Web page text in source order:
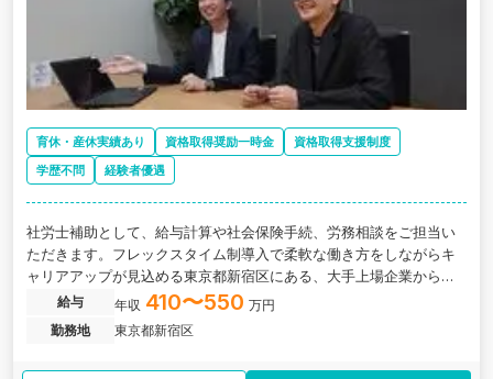
育休・産休実績あり 資格取得奨励一時金
資格取得支援制度
学歴不問
経験者優遇
社労士補助として、給与計算や社会保険手続、労務相談をご担当い
ただきます。フレックスタイム制導入で柔軟な働き方をしながらキ
ャリアアップが見込める東京都新宿区にある、大手上場企業から中
小企業まで幅広い経験が積める社労士法人の求人です。
給与 年収 410〜550 万円
勤務地
東京都新宿区